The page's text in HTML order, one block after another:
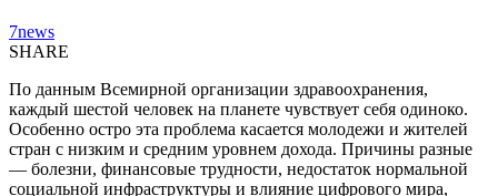
7news
SHARE
По данным Всемирной организации здравоохранения,
каждый шестой человек на планете чувствует себя одиноко.
Особенно остро эта проблема касается молодежи и жителей
стран с низким и средним уровнем дохода. Причины разные
— болезни, финансовые трудности, недостаток нормальной
социальной инфраструктуры и влияние цифрового мира,